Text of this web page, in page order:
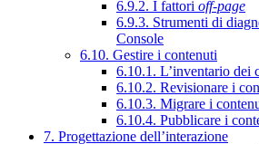
6.9.2. I fattori off-page
6.9.3. Strumenti di
Console
6.10. Gestire i contenuti
6.10.1. L’inventario dei
6.10.2. Revisionare i
6.10.3. Migrare i
6.10.4. Pubblicare i
7. Progettazione dell’interazione